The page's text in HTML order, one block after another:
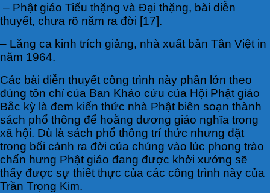
– Phật giáo Tiểu thặng và Đại thặng, bài diễn
thuyết, chưa rõ năm ra đời [17].
– Lăng ca kinh trích giảng, nhà xuất bản Tân Việt in
năm 1964.
Các bài diễn thuyết công trình này phần lớn theo
đúng tôn chỉ của Ban Khảo cứu của Hội Phật giáo
Bắc kỳ là đem kiến thức nhà Phật biên soạn thành
sách phổ thông để hoằng dương giáo nghĩa trong
xã hội. Dù là sách phổ thông trí thức nhưng đặt
trong bối cảnh ra đời của chúng vào lúc phong trào
chấn hưng Phật giáo đang được khởi xướng sẽ
thấy được sự thiết thực của các công trình này của
Trần Trọng Kim.